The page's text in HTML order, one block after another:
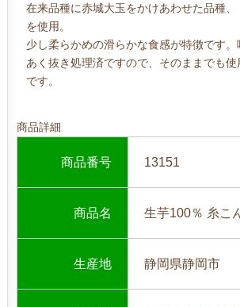
在来品種に赤城大玉をかけあわせた品種、
を使用。
少し柔らかめの滑らかな食感が特徴です。
あく抜き処理済ですので、そのままでも使
です。
商品詳細
商品番号 13151
商品名 生芋100％ 糸こ
生産地 静岡県静岡市